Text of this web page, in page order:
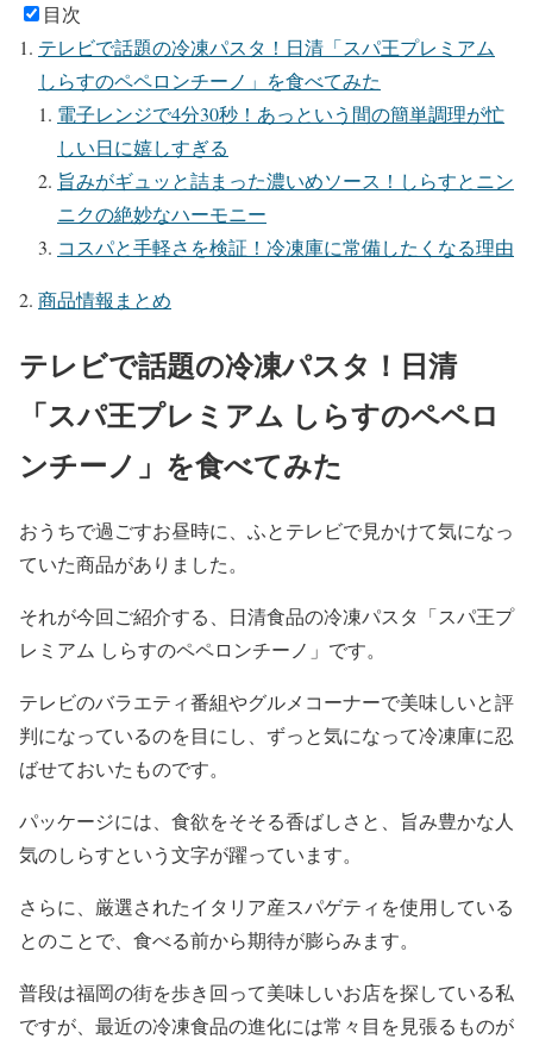
目次
テレビで話題の冷凍パスタ！日清「スパ王プレミアム
しらすのペペロンチーノ」を食べてみた
電子レンジで4分30秒！あっという間の簡単調理が忙
しい日に嬉しすぎる
旨みがギュッと詰まった濃いめソース！しらすとニン
ニクの絶妙なハーモニー
コスパと手軽さを検証！冷凍庫に常備したくなる理由
商品情報まとめ
テレビで話題の冷凍パスタ！日清
「スパ王プレミアム しらすのペペロ
ンチーノ」を食べてみた
おうちで過ごすお昼時に、ふとテレビで見かけて気になっ
ていた商品がありました。
それが今回ご紹介する、日清食品の冷凍パスタ「スパ王プ
レミアム しらすのペペロンチーノ」です。
テレビのバラエティ番組やグルメコーナーで美味しいと評
判になっているのを目にし、ずっと気になって冷凍庫に忍
ばせておいたものです。
パッケージには、食欲をそそる香ばしさと、旨み豊かな人
気のしらすという文字が躍っています。
さらに、厳選されたイタリア産スパゲティを使用している
とのことで、食べる前から期待が膨らみます。
普段は福岡の街を歩き回って美味しいお店を探している私
ですが、最近の冷凍食品の進化には常々目を見張るものが